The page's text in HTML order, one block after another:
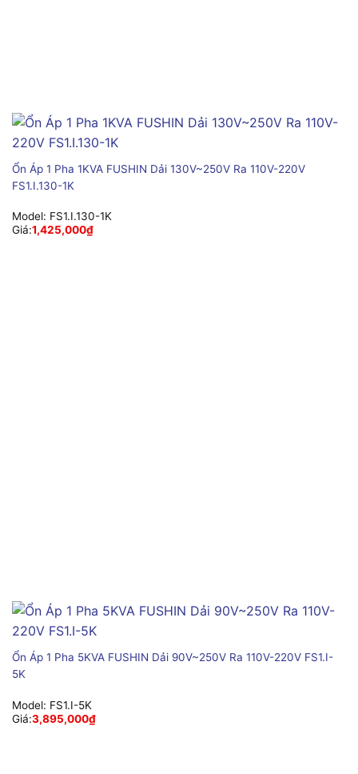
Ổn Áp 1 Pha 1KVA FUSHIN Dải 130V~250V Ra 110V-220V
FS1.I.130-1K
Model: FS1.I.130-1K
Giá:1,425,000₫
Ổn Áp 1 Pha 5KVA FUSHIN Dải 90V~250V Ra 110V-220V FS1.I-
5K
Model: FS1.I-5K
Giá:3,895,000₫